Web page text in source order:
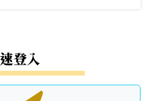
登入